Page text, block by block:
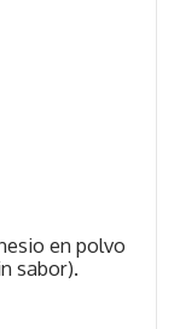
en polvo
sabor).